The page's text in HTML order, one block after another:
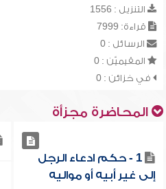
التنزيل : 1556
قراءة: 7999
الرسائل : 0
المقيميّن : 0
في خزائن : 0
المحاضرة مجزأة
1 - حكم ادعاء الرجل
إلى غير أبيه أو مواليه